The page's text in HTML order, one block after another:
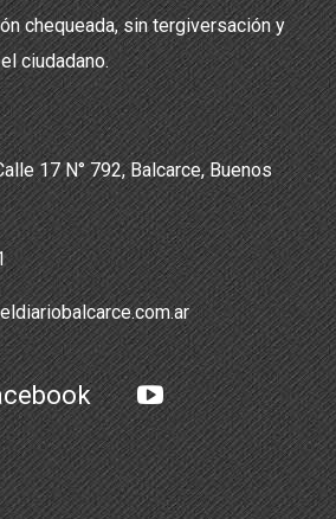
chequeada, sin tergiversación y
ciudadano.
17 N° 792, Balcarce, Buenos